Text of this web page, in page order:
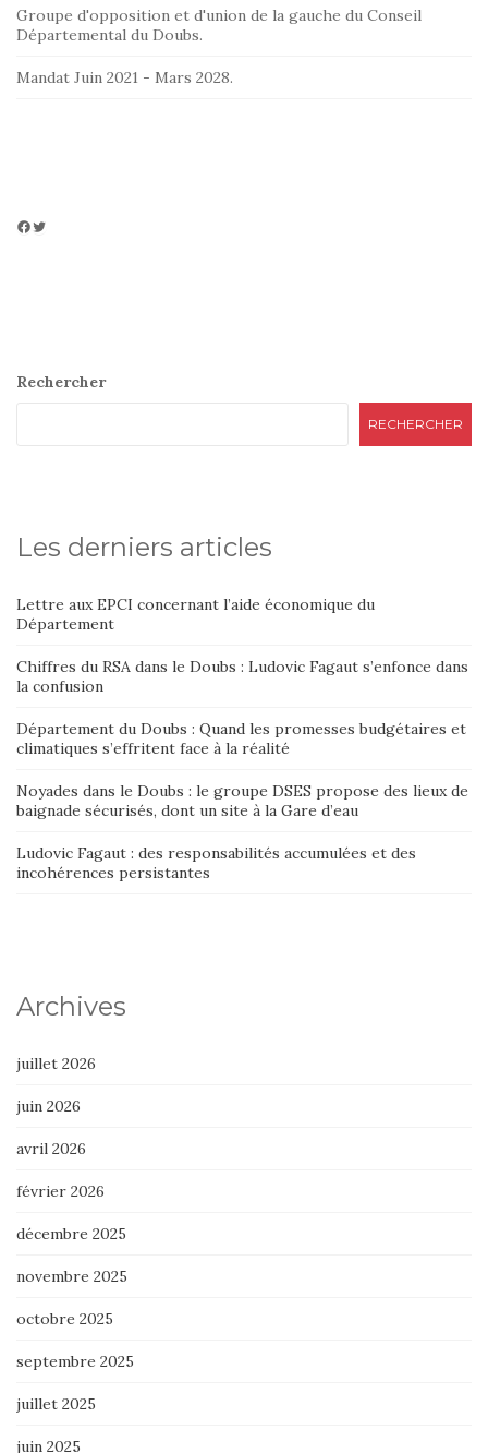
Groupe d'opposition et d'union de la gauche du Conseil
Départemental du Doubs.
Mandat Juin 2021 - Mars 2028.
Facebook
Twitter
Rechercher
RECHERCHER
Les derniers articles
Lettre aux EPCI concernant l’aide économique du
Département
Chiffres du RSA dans le Doubs : Ludovic Fagaut s’enfonce dans
la confusion
Département du Doubs : Quand les promesses budgétaires et
climatiques s’effritent face à la réalité
Noyades dans le Doubs : le groupe DSES propose des lieux de
baignade sécurisés, dont un site à la Gare d’eau
Ludovic Fagaut : des responsabilités accumulées et des
incohérences persistantes
Archives
juillet 2026
juin 2026
avril 2026
février 2026
décembre 2025
novembre 2025
octobre 2025
septembre 2025
juillet 2025
juin 2025